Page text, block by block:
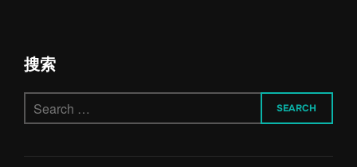
搜索
Search
for:
SEARCH